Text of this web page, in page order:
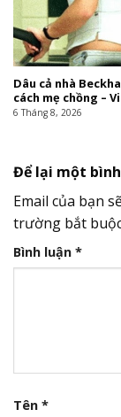
Dâu cả nhà
cách mẹ chồng –
6 Tháng 8, 2026
Để lại một
Email của bạn
trường bắt
Bình luận *
Tên *